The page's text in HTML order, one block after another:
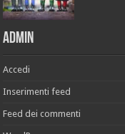
Admin
Accedi
Inserimenti feed
Feed dei commenti